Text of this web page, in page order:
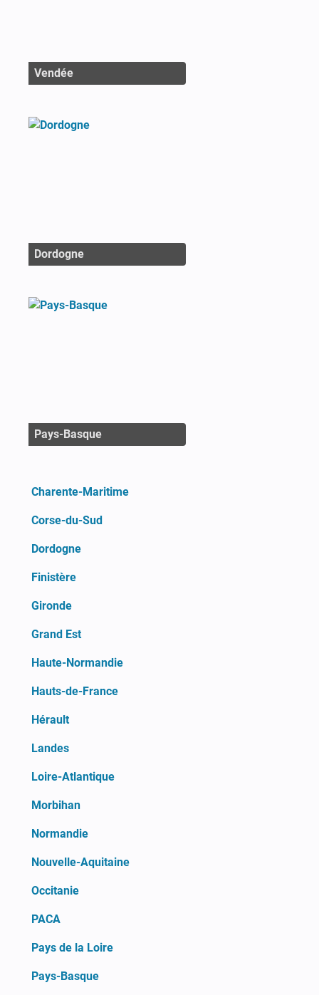
Vendée
Dordogne
Pays-Basque
Charente-Maritime
Corse-du-Sud
Dordogne
Finistère
Gironde
Grand Est
Haute-Normandie
Hauts-de-France
Hérault
Landes
Loire-Atlantique
Morbihan
Normandie
Nouvelle-Aquitaine
Occitanie
PACA
Pays de la Loire
Pays-Basque